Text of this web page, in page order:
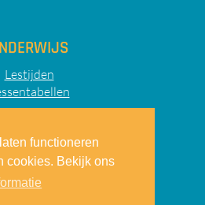
functioneren
cookies. Bekijk ons
Lestijden